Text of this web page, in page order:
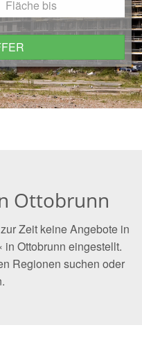
Ottobrunn
Zeit keine Angebote in
Ottobrunn eingestellt.
Regionen suchen oder